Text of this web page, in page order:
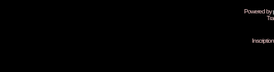
Powered by